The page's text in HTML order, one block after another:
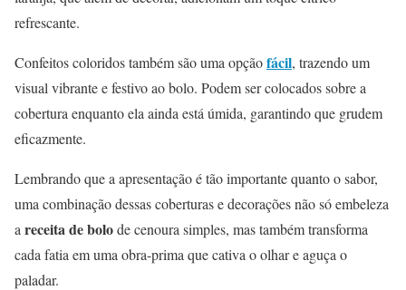
refrescante.
Confeitos coloridos também são uma opçãofácil, trazendo um
visual vibrante e festivo ao bolo. Podem ser colocados sobre a
cobertura enquanto ela ainda está úmida, garantindo que grudem
eficazmente.
Lembrando que a apresentação é tão importante quanto o sabor,
uma combinação dessas coberturas e decorações não só embeleza
a receita de bolode cenoura simples, mas também transforma
cada fatia em uma obra-prima que cativa o olhar e aguça o
paladar.